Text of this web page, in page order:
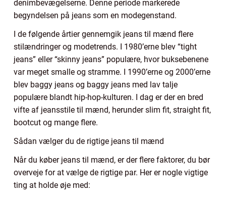
denimbevægelserne. Denne periode markerede
begyndelsen på jeans som en modegenstand.
I de følgende årtier gennemgik jeans til mænd flere
stilændringer og modetrends. I 1980’erne blev “tight
jeans” eller “skinny jeans” populære, hvor buksebenene
var meget smalle og stramme. I 1990’erne og 2000’erne
blev baggy jeans og baggy jeans med lav talje
populære blandt hip-hop-kulturen. I dag er der en bred
vifte af jeansstile til mænd, herunder slim fit, straight fit,
bootcut og mange flere.
Sådan vælger du de rigtige jeans til mænd
Når du køber jeans til mænd, er der flere faktorer, du bør
overveje for at vælge de rigtige par. Her er nogle vigtige
ting at holde øje med: